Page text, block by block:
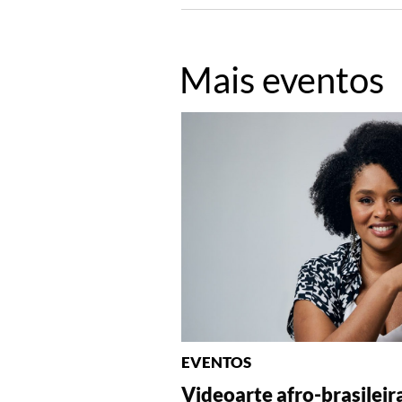
Mais eventos
EVENTOS
Videoarte afro-
Fotografia:
Fotografia: Princípios